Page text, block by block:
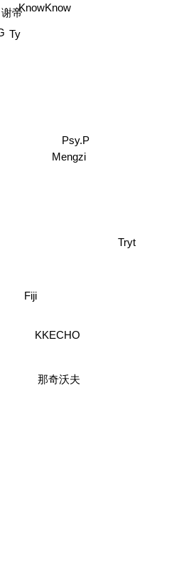
Ty
KnowKnow
谢帝
Mengzi
Psy.P
KKECHO
那奇沃夫
Tryt
Fiji